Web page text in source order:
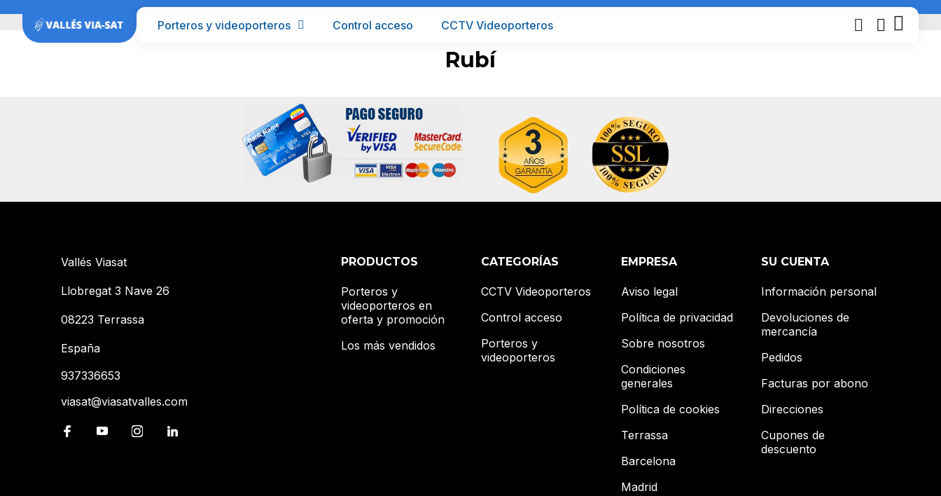
Porteros y videoporteros Control acceso CCTV Videoporteros
Barcelona
Rubí
Vallés Viasat
Llobregat 3 Nave 26
08223 Terrassa
España
937336653
viasat@viasatvalles.com
PRODUCTOS
Porteros y
videoporteros en
oferta y promoción
Los más vendidos
CATEGORÍAS
CCTV Videoporteros
Control acceso
Porteros y
videoporteros
EMPRESA
Aviso legal
Política de privacidad
Sobre nosotros
Condiciones
generales
Política de cookies
Terrassa
Barcelona
Madrid
SU CUENTA
Información personal
Devoluciones de
mercancía
Pedidos
Facturas por abono
Direcciones
Cupones de
descuento